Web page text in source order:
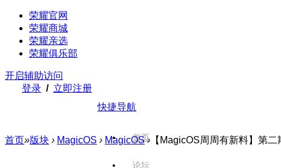
荣耀官网
荣耀商城
荣耀亲选
荣耀俱乐部
开启辅助访问
登录 / 立即注册
快捷导航
首页
论坛
首页»版块 › MagicOS › MagicOS › 【MagicOS周周有新料】第